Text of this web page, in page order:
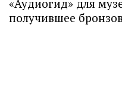
«Аудиогид» для
получившее